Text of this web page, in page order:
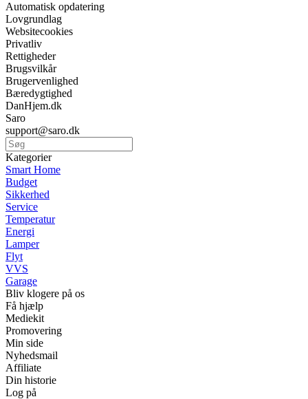
Automatisk opdatering
Lovgrundlag
Websitecookies
Privatliv
Rettigheder
Brugsvilkår
Brugervenlighed
Bæredygtighed
DanHjem.dk
Saro
support@saro.dk
Kategorier
Smart Home
Budget
Sikkerhed
Service
Temperatur
Energi
Lamper
Flyt
VVS
Garage
Bliv klogere på os
Få hjælp
Mediekit
Promovering
Min side
Nyhedsmail
Affiliate
Din historie
Log på